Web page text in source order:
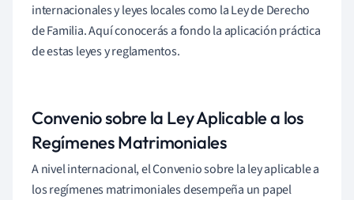
internacionales y leyes locales como la Ley de Derecho
de Familia. Aquí conocerás a fondo la aplicación práctica
de estas leyes y reglamentos.
Convenio sobre la Ley Aplicable a los
Regímenes Matrimoniales
A nivel internacional, el Convenio sobre la ley aplicable a
los regímenes matrimoniales desempeña un papel